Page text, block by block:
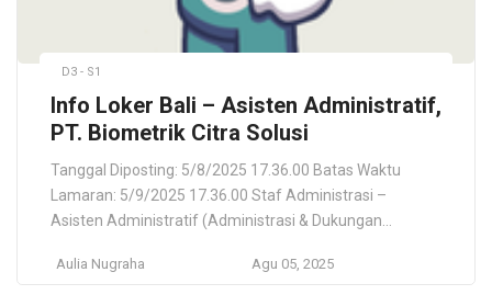
D3 - S1
Info Loker Bali – Asisten Administratif,
PT. Biometrik Citra Solusi
Tanggal Diposting: 5/8/2025 17.36.00 Batas Waktu
Lamaran: 5/9/2025 17.36.00 Staf Administrasi –
Asisten Administratif (Administrasi & Dukungan
Lokasi Pekerjaan Denpasar, Bali, ID Deskripsi Pekerjaan
Aulia Nugraha Agu 05, 2025